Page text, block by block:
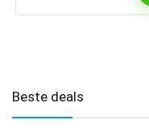
Beste deals